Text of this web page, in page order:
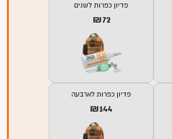
₪72
פדיון כפרות לשנים
₪144
פדיון כפרות לארבעה